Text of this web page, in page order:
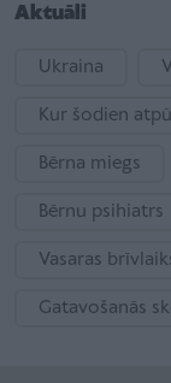
Aktuāli
Ukraina
Kur šodien
Bērna miegs
Bērnu psihiatrs
Vasaras
Gatavošanās